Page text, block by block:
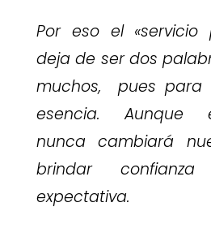
Por eso el «servicio
deja de ser dos
muchos, pues para
esencia. Aunque
nunca cambiará
brindar
expectativa.